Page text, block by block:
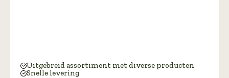
Uitgebreid assortiment met diverse producten
Snelle levering